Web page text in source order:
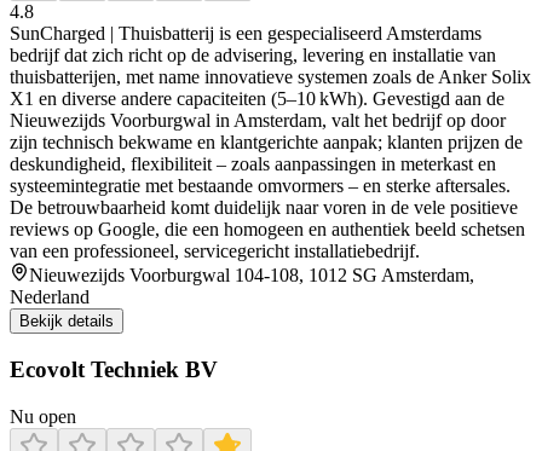
4.8
SunCharged | Thuisbatterij is een gespecialiseerd Amsterdams
bedrijf dat zich richt op de advisering, levering en installatie van
thuisbatterijen, met name innovatieve systemen zoals de Anker Solix
X1 en diverse andere capaciteiten (5–10 kWh). Gevestigd aan de
Nieuwezijds Voorburgwal in Amsterdam, valt het bedrijf op door
zijn technisch bekwame en klantgerichte aanpak; klanten prijzen de
deskundigheid, flexibiliteit – zoals aanpassingen in meterkast en
systeemintegratie met bestaande omvormers – en sterke aftersales.
De betrouwbaarheid komt duidelijk naar voren in de vele positieve
reviews op Google, die een homogeen en authentiek beeld schetsen
van een professioneel, servicegericht installatiebedrijf.
Nieuwezijds Voorburgwal 104-108, 1012 SG Amsterdam,
Nederland
Bekijk details
Ecovolt Techniek BV
Nu open